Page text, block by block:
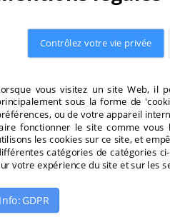
Contrôlez votre vie privée
vous visitez un site Web, il
sous la forme de
ou de votre appareil
fonctionner le site comme vous
les cookies sur ce site, et
catégories de catégories
votre expérience du site et sur les
Info: GDPR
"Réassurance")
"Réassurance")
"Réassurance")